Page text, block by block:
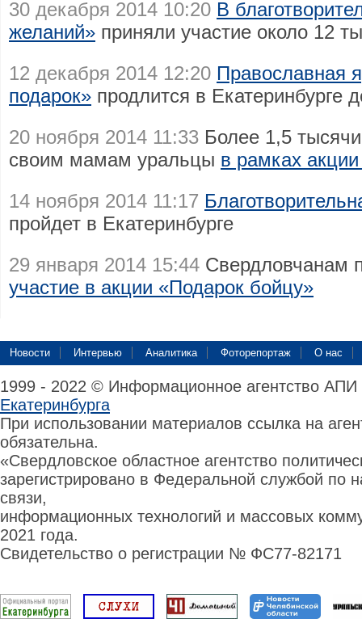
30 декабря 2014 10:20 В
желаний» приняли участие около 12
12 декабря 2014 12:20 Православная
подарок» продлится в Екатеринбурге
20 ноября 2014 11:33 Более 1,5
своим мамам уральцы в рамках
14 ноября 2014 11:17
пройдет в Екатеринбурге
29 января 2014 15:44 Свердловчанам
участие в акции «Подарок бойцу»
Новости Интервью Аналитика Фоторепортаж О нас
1999 - 2022 © Информационное агентство
Екатеринбурга
При использовании материалов ссылка на
обязательна.
«Свердловское областное агентство
зарегистрировано в Федеральной службой по
связи,
информационных технологий и массовых
2021 года.
Свидетельство о регистрации № ФС77-82171